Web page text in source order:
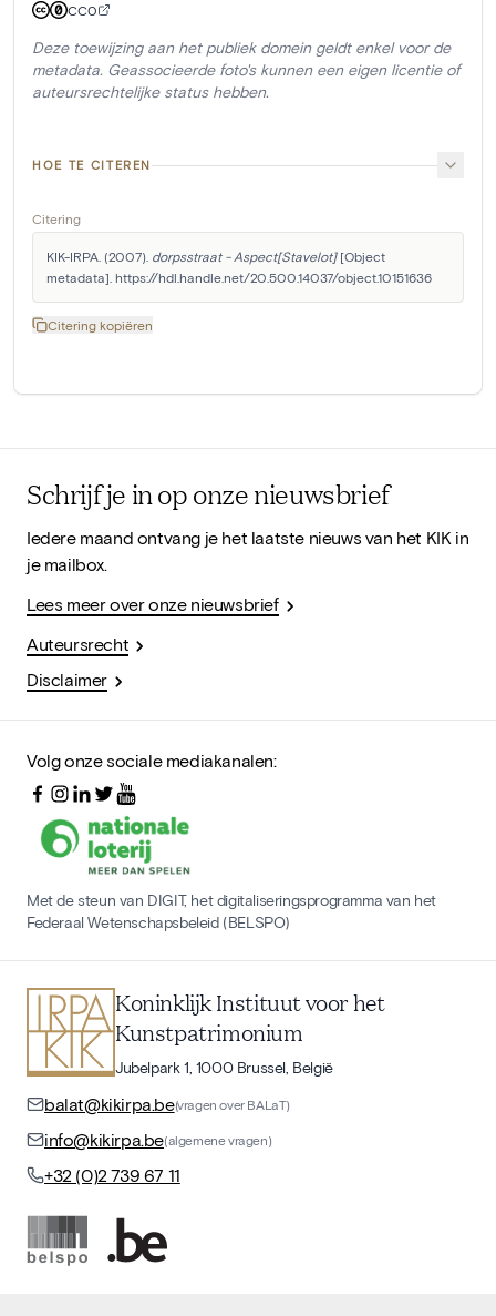
CC0
Deze toewijzing aan het publiek domein geldt enkel voor de
metadata. Geassocieerde foto's kunnen een eigen licentie of
auteursrechtelijke status hebben.
HOE TE CITEREN
Citering
KIK-IRPA. (2007). dorpsstraat - Aspect[Stavelot] [Object
metadata]. https://hdl.handle.net/20.500.14037/object.10151636
Citering kopiëren
Schrijf je in op onze nieuwsbrief
Iedere maand ontvang je het laatste nieuws van het KIK in
je mailbox.
Lees meer over onze nieuwsbrief
Auteursrecht
Disclaimer
Volg onze sociale mediakanalen:
Met de steun van DIGIT, het digitaliseringsprogramma van het
Federaal Wetenschapsbeleid (BELSPO)
Koninklijk Instituut voor het
Kunstpatrimonium
Jubelpark 1, 1000 Brussel, België
balat@kikirpa.be(vragen over BALaT)
info@kikirpa.be(algemene vragen)
+32 (0)2 739 67 11